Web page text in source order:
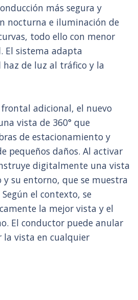
más segura y
nocturna e iluminación de
todo ello con menor
El sistema adapta
de luz al tráfico y la
adicional, el nuevo
vista de 360° que
de estacionamiento y
pequeños daños. Al activar
digitalmente una vista
su entorno, que se muestra
el contexto, se
la mejor vista y el
El conductor puede anular
la vista en cualquier